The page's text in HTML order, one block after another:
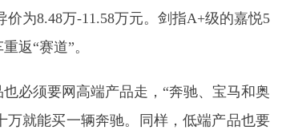
为8.48万-11.58万元。剑指A+级的嘉悦5
返“赛道”。
必须要网高端产品走，“奔驰、宝马和奥
就能买一辆奔驰。同样，低端产品也要